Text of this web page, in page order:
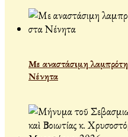
Με αναστάσιμη
Νένητα